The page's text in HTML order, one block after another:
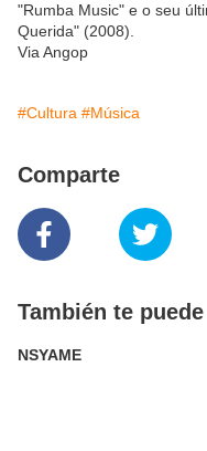
"Rumba Music" e o seu
Querida" (2008).
Via Angop
#Cultura #Música
Comparte
También te
NSYAME